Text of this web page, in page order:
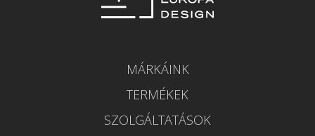
MÁRKÁINK
TERMÉKEK
SZOLGÁLTATÁSOK